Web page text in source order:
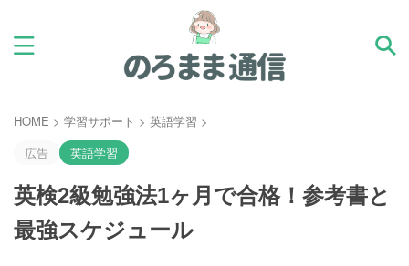
HOME > 学習サポート > 英語学習 >
広告
英語学習
英検2級勉強法1ヶ月で合格！参考書と
最強スケジュール